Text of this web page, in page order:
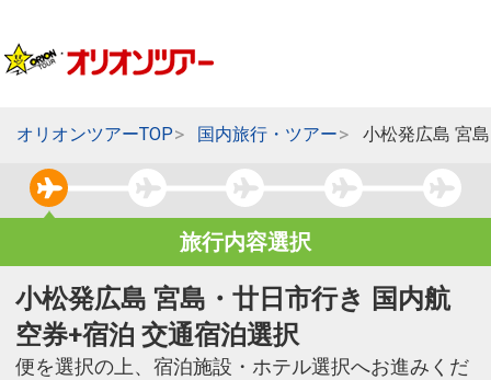
オリオンツアーTOP 国内旅行・ツアー 小松発広島 宮
旅行内容選択
小松発広島 宮島・廿日市行き 国内航
空券+宿泊 交通宿泊選択
便を選択の上、宿泊施設・ホテル選択へお進みくだ